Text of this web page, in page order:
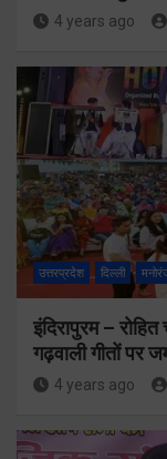
4 years ago
उत्तरप्रदेश दिल्ली
इंदिरापुरम –
गढ़वाली गीतों पर
4 years ago